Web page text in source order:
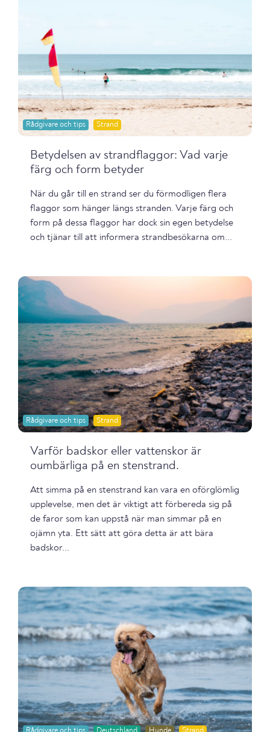
Rådgivare och tips Strand
Betydelsen av strandflaggor: Vad varje
färg och form betyder
När du går till en strand ser du förmodligen flera
flaggor som hänger längs stranden. Varje färg och
form på dessa flaggor har dock sin egen betydelse
och tjänar till att informera strandbesökarna om...
Rådgivare och tips Strand
Varför badskor eller vattenskor är
oumbärliga på en stenstrand.
Att simma på en stenstrand kan vara en oförglömlig
upplevelse, men det är viktigt att förbereda sig på
de faror som kan uppstå när man simmar på en
ojämn yta. Ett sätt att göra detta är att bära
badskor...